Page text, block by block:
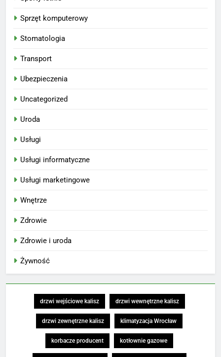
Sprzęt komputerowy
Stomatologia
Transport
Ubezpieczenia
Uncategorized
Uroda
Usługi
Usługi informatyczne
Usługi marketingowe
Wnętrze
Zdrowie
Zdrowie i uroda
Żywność
drzwi wejściowe kalisz drzwi wewnętrzne kalisz
drzwi zewnętrzne kalisz klimatyzacja Wrocław
korbacze producent kotłownie gazowe